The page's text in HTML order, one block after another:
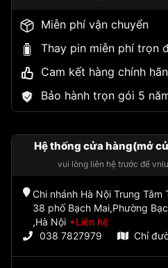
Miễn phí vận chuyển
Thay pin miễn phí trọn
Cam kết hàng chính
Bảo hành trọn gói 5
Hệ thống cửa hàng(mở
vui lòng liên hệ trước để
Chi nhánh Hà Nội Trung Tâm
38 phố Bạch Mai,Phường
,Hà Nội
Liên hệ
038 7827979
Chỉ